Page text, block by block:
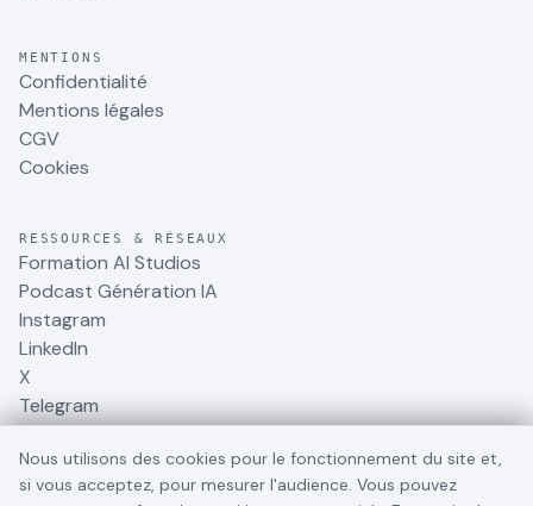
MENTIONS
Confidentialité
Mentions légales
CGV
Cookies
RESSOURCES & RÉSEAUX
Formation AI Studios
Podcast Génération IA
Instagram
LinkedIn
X
Telegram
Nous utilisons des cookies pour le fonctionnement du site et,
si vous acceptez, pour mesurer l'audience. Vous pouvez